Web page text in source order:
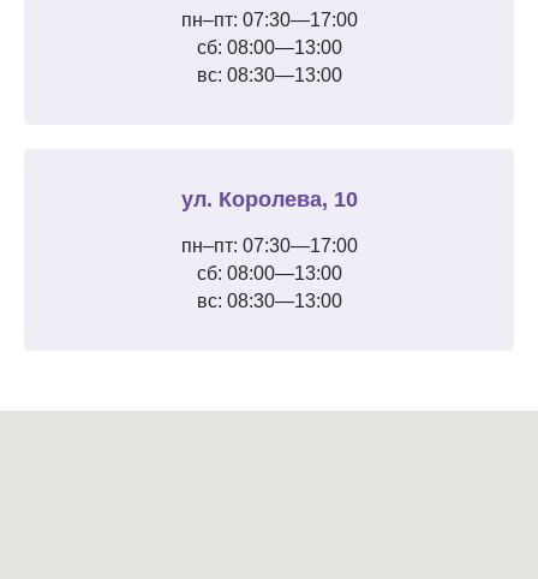
пн–пт: 07:30—17:00
сб: 08:00—13:00
вс: 08:30—13:00
ул. Королева, 10
пн–пт: 07:30—17:00
сб: 08:00—13:00
вс: 08:30—13:00